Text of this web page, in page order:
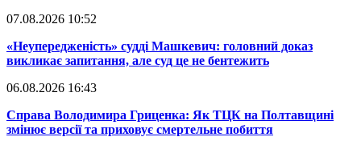
07.08.2026 10:52
​«Неупередженість» судді Машкевич: головний доказ
викликає запитання, але суд це не бентежить
06.08.2026 16:43
​Справа Володимира Гриценка: Як ТЦК на Полтавщині
змінює версії та приховує смертельне побиття